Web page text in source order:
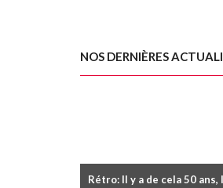
NOS DERNIÈRES
Rétro: Il y a de cela 50 ans,